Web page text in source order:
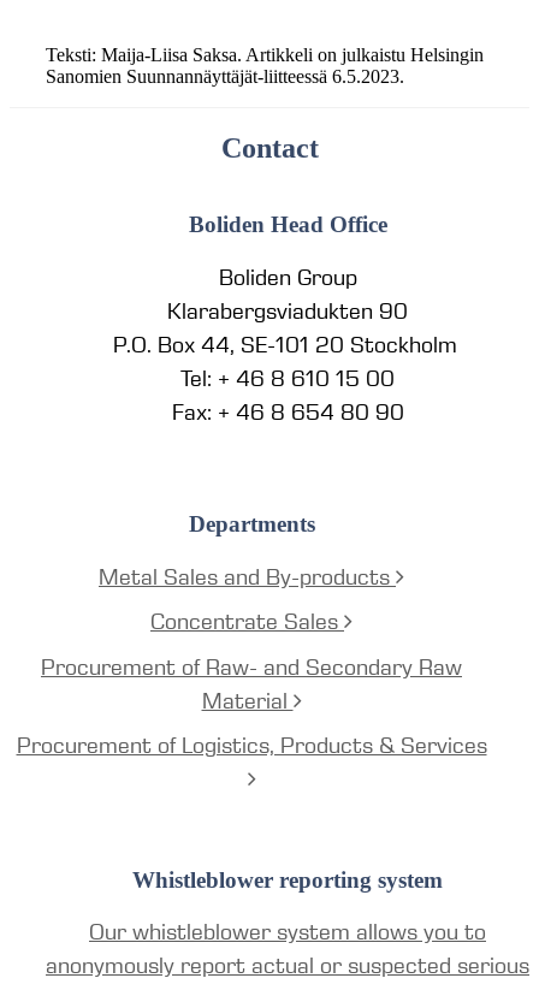
Teksti: Maija-Liisa Saksa. Artikkeli on julkaistu Helsingin
Sanomien Suunnannäyttäjät-liitteessä 6.5.2023.
Contact
Boliden Head Office
Boliden Group
Klarabergsviadukten 90
P.O. Box 44, SE-101 20 Stockholm
Tel: + 46 8 610 15 00
Fax: + 46 8 654 80 90
Departments
Metal Sales and By-products
Concentrate Sales
Procurement of Raw- and Secondary Raw
Material
Procurement of Logistics, Products & Services
Whistleblower reporting system
Our whistleblower system allows you to
anonymously report actual or suspected serious